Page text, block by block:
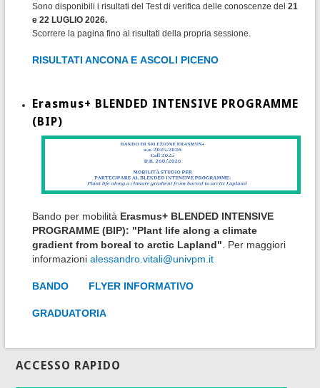
Sono disponibili i risultati del Test di verifica delle conoscenze del21
e 22 LUGLIO 2026.
Scorrere la pagina fino ai risultati della propria sessione.
RISULTATI ANCONA E ASCOLI PICENO
Erasmus+ BLENDED INTENSIVE PROGRAMME
(BIP)
Bando per mobilità Erasmus+ BLENDED INTENSIVE
PROGRAMME (BIP): "Plant life along a climate
gradient from boreal to arctic Lapland" . Per maggiori
informazionialessandro.vitali@univpm.it
BANDO FLYER INFORMATIVO
GRADUATORIA
ACCESSO RAPIDO